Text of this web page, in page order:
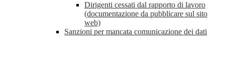
Dirigenti cessati dal rapporto di lavoro
(documentazione da pubblicare sul sito
web)
Sanzioni per mancata comunicazione dei dati